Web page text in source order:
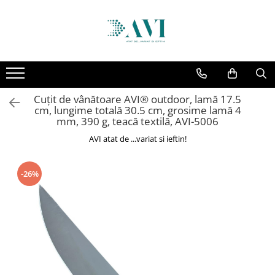
Casa
Accesorii uscatoare rufe
Aparate electrocasnice & accesorii
Aparate si accesorii intretinere
de contact
Perii de par si piepteni
Unghiere si clesti manichiura &
pedichiura
Baterii sanitare baie
Coloane de dus si seturi de dus
Cuțit de vânătoare AVI® outdoor, lamă 17.5
cm, lungime totală 30.5 cm, grosime lamă 4
mm, 390 g, teacă textilă, AVI-5006
AVI atat de ...variat si ieftin!
-26%